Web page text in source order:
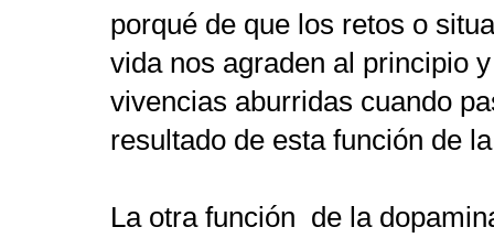
porqué de que los retos o
vida nos agraden al principio
vivencias aburridas cuando
resultado de esta función de
La otra función de la